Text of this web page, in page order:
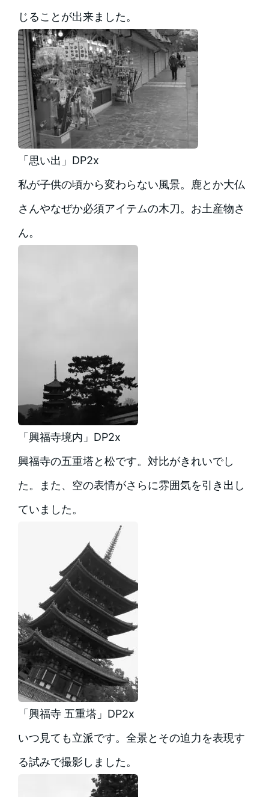
じることが出来ました。
「思い出」DP2x
私が子供の頃から変わらない風景。鹿とか大仏
さんやなぜか必須アイテムの木刀。お土産物さ
ん。
「興福寺境内」DP2x
興福寺の五重塔と松です。対比がきれいでし
た。また、空の表情がさらに雰囲気を引き出し
ていました。
「興福寺 五重塔」DP2x
いつ見ても立派です。全景とその迫力を表現す
る試みで撮影しました。